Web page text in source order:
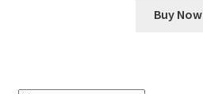
Buy Now